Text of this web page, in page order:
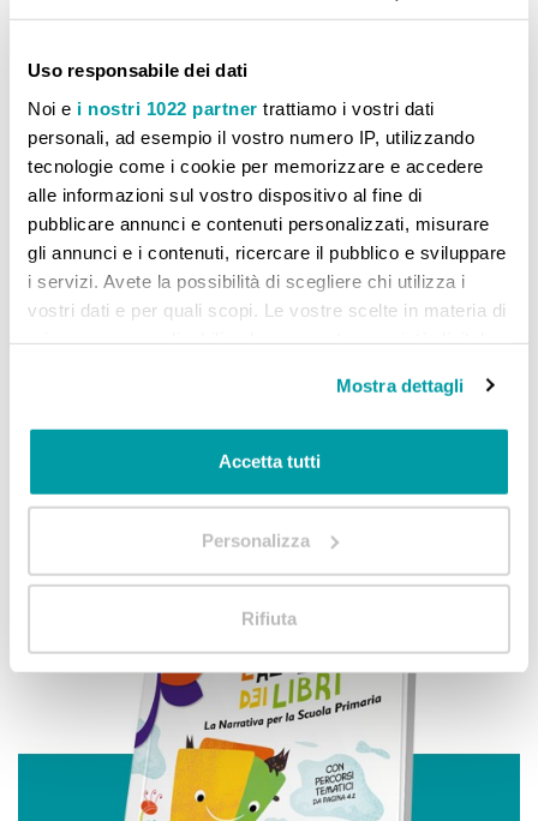
Uso responsabile dei dati
Noi e i nostri 1022 partner trattiamo i vostri dati
personali, ad esempio il vostro numero IP, utilizzando
tecnologie come i cookie per memorizzare e accedere
alle informazioni sul vostro dispositivo al fine di
pubblicare annunci e contenuti personalizzati, misurare
gli annunci e i contenuti, ricercare il pubblico e sviluppare
i servizi. Avete la possibilità di scegliere chi utilizza i
vostri dati e per quali scopi. Le vostre scelte in materia di
modificare o revocare il proprio consenso in qualsiasi
momento dalla Dichiarazione sui cookie o facendo clic
sull'icona di attivazione della privacy.
Con il tuo consenso, vorremmo anche:
raccogliere informazioni sulla tua posizione
geografica, con un'approssimazione di qualche
Identificare il tuo dispositivo, scansionandolo
attivamente alla ricerca di caratteristiche specifiche
(impronte digitali).
Approfondisci come vengono elaborati i tuoi dati personali
e imposta le tue preferenze nellasezione dettagli. Puoi
modificare o ritirare il tuo consenso in qualsiasi momento
dalla Dichiarazione sui cookie.
Mostra dettagli
Accetta tutti
Personalizza
Rifiuta